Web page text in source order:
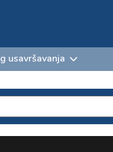
usavršavanja